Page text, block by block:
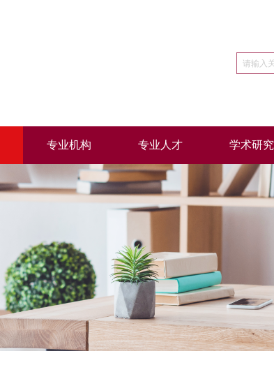
专业机构 专业人才 学术研究